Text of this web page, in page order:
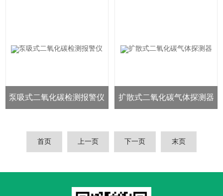
泵吸式二氧化碳检测报警仪 扩散式二氧化碳气体探测器
首页 上一页 下一页 末页